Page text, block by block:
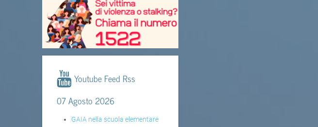
Youtube Feed Rss
07 Agosto 2026
GAIA nella scuola elementare